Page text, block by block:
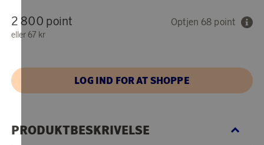
2 800 point
eller67 kr
Optjen 68 point
LOG IND FOR AT SHOPPE
PRODUKTBESKRIVELSE